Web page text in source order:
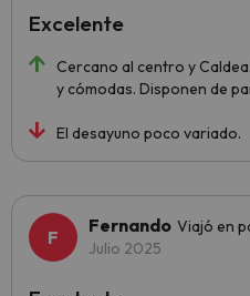
Cercano al centro y
y cómodas. Disponen de
El desayuno poco variado.
Excelente
Fernando Viajó en
Julio 2025